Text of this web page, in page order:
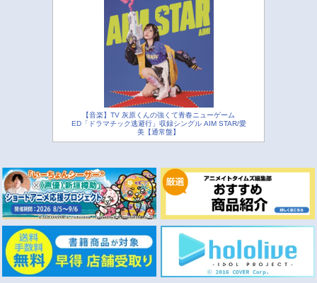
【音楽】TV 灰原くんの強くて青春ニューゲーム
ED「ドラマチック逃避行」収録シングル AIM STAR/愛
美【通常盤】